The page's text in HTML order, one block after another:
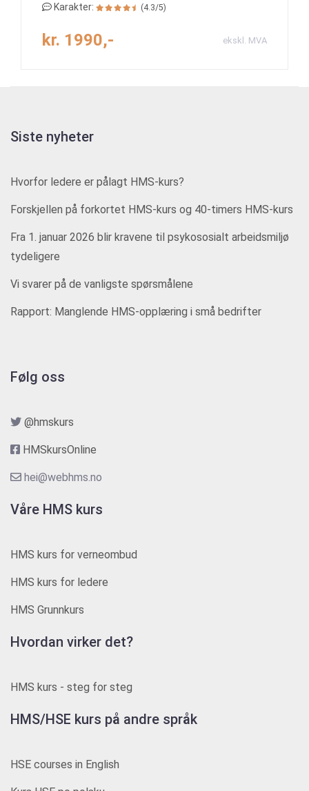
Karakter:
(4.3/5)
kr. 1990,- ekskl. MVA
Siste nyheter
Hvorfor ledere er pålagt HMS-kurs?
Forskjellen på forkortet HMS-kurs og 40-timers HMS-kurs
Fra 1. januar 2026 blir kravene til psykososialt arbeidsmiljø
tydeligere
Vi svarer på de vanligste spørsmålene
Rapport: Manglende HMS-opplæring i små bedrifter
Følg oss
@hmskurs
HMSkursOnline
hei@webhms.no
Våre HMS kurs
HMS kurs for verneombud
HMS kurs for ledere
HMS Grunnkurs
Hvordan virker det?
HMS kurs - steg for steg
HMS/HSE kurs på andre språk
HSE courses in English